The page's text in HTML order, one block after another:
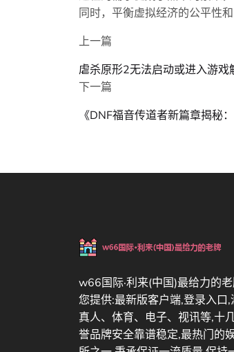
同时，平衡虚拟经济的公平性
上一篇
虐杀原形2无法启动或进入游
下一篇
《DNF福音传道者新篇章揭秘
w66国际·利来(中国)最给力的
您提供:最新版客户端,登录入口,
真人、体育、电子、视讯等,十
誉品牌安全靠谱稳定,最热门的